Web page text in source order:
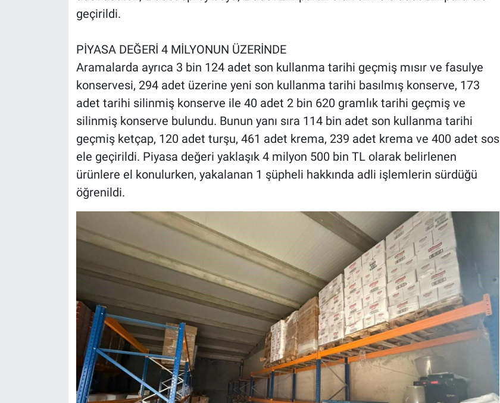
geçirildi.
PİYASA DEĞERİ 4 MİLYONUN ÜZERİNDE
Aramalarda ayrıca 3 bin 124 adet son kullanma tarihi geçmiş mısır ve fasulye
konservesi, 294 adet üzerine yeni son kullanma tarihi basılmış konserve, 173
adet tarihi silinmiş konserve ile 40 adet 2 bin 620 gramlık tarihi geçmiş ve
silinmiş konserve bulundu. Bunun yanı sıra 114 bin adet son kullanma tarihi
geçmiş ketçap, 120 adet turşu, 461 adet krema, 239 adet krema ve 400 adet sos
ele geçirildi. Piyasa değeri yaklaşık 4 milyon 500 bin TL olarak belirlenen
ürünlere el konulurken, yakalanan 1 şüpheli hakkında adli işlemlerin sürdüğü
öğrenildi.